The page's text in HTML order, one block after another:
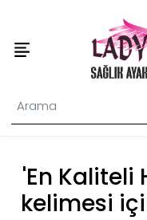
'En Kaliteli
kelimesi